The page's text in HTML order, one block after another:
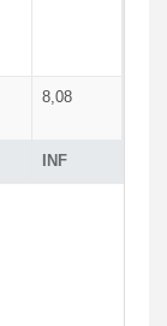
INF
8,08